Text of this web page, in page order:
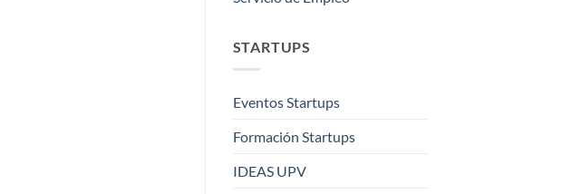
STARTUPS
Eventos Startups
Formación Startups
IDEAS UPV